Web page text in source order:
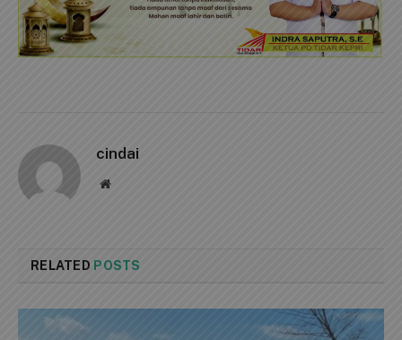
cindai
Website
RELATED POSTS